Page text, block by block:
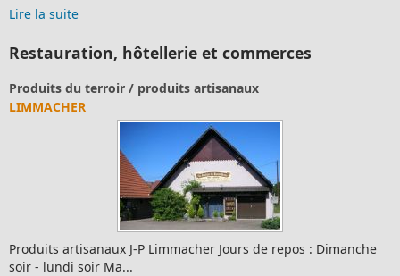
Lire la suite
Restauration, hôtellerie et commerces
Produits du terroir / produits artisanaux
LIMMACHER
Produits artisanaux J-P Limmacher Jours de repos : Dimanche
soir - lundi soir Ma...